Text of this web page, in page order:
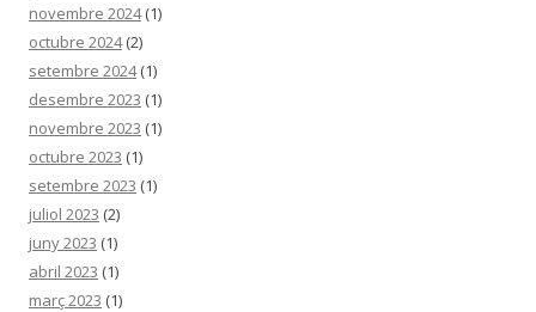
novembre 2024(1)
octubre 2024(2)
setembre 2024(1)
desembre 2023 (1)
novembre 2023 (1)
octubre 2023 (1)
setembre 2023 (1)
juliol 2023 (2)
juny 2023 (1)
abril 2023 (1)
març 2023 (1)